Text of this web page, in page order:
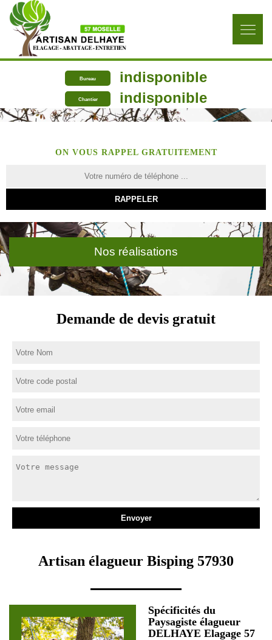
Bureau indisponible
Chantier indisponible
ON VOUS RAPPEL GRATUITEMENT
Nos réalisations
Demande de devis gratuit
Artisan élagueur Bisping 57930
Spécificités du
Paysagiste élagueur
DELHAYE Elagage 57